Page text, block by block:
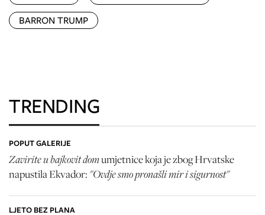
BARRON TRUMP
TRENDING
POPUT GALERIJE
Zavirite u bajkovit domumjetnice koja je zbog Hrvatske
napustila Ekvador: "Ovdje smo pronašli mir i sigurnost"
LJETO BEZ PLANA